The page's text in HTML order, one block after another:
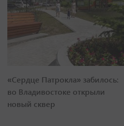
«Сердце Патрокла» забилось:
во Владивостоке открыли
новый сквер